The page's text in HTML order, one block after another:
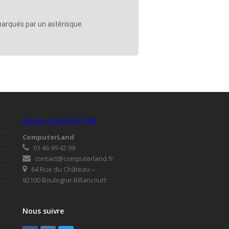
par un astérisque.
NOUS CONTACTER
ComputerLand
01 46 99 42 99
contact@computerland.fr
64 Rue du Château –
92100 Boulogne-Billancourt
Nous suivre